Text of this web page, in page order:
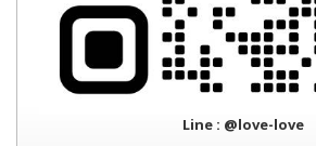
Line : @love-love